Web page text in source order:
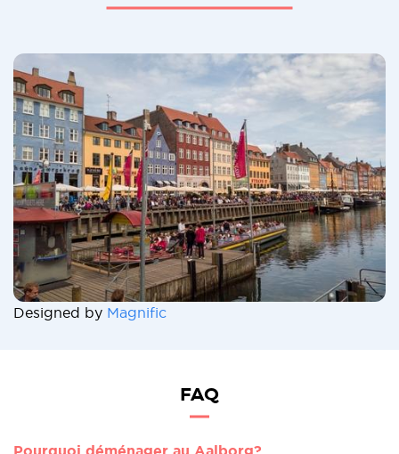
Designed by Magnific
FAQ
Pourquoi déménager au Aalborg?